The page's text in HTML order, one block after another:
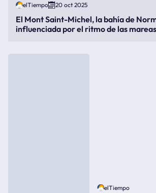
elTiempo 20 oct 2025
El Mont Saint-Michel, la bahía de
influenciada por el ritmo de las mareas
elTiempo